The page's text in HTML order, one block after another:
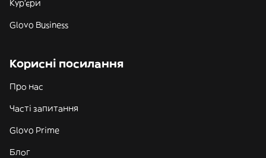
Кур'єри
Glovo Business
Корисні посилання
Про нас
Часті запитання
Glovo Prime
Блог